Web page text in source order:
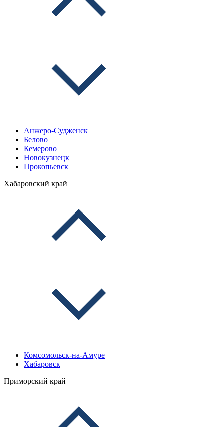
Анжеро-Судженск
Белово
Кемерово
Новокузнецк
Прокопьевск
Хабаровский край
Комсомольск-на-Амуре
Хабаровск
Приморский край